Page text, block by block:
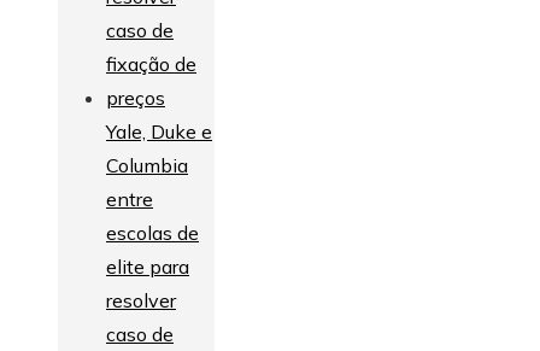
Yale, Duke e
Columbia
entre
escolas de
elite para
resolver
caso de